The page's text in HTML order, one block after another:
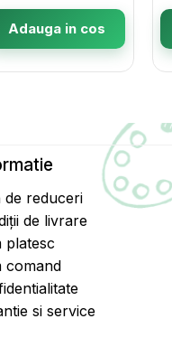
Adauga in cos
de reduceri
de livrare
platesc
comand
si service